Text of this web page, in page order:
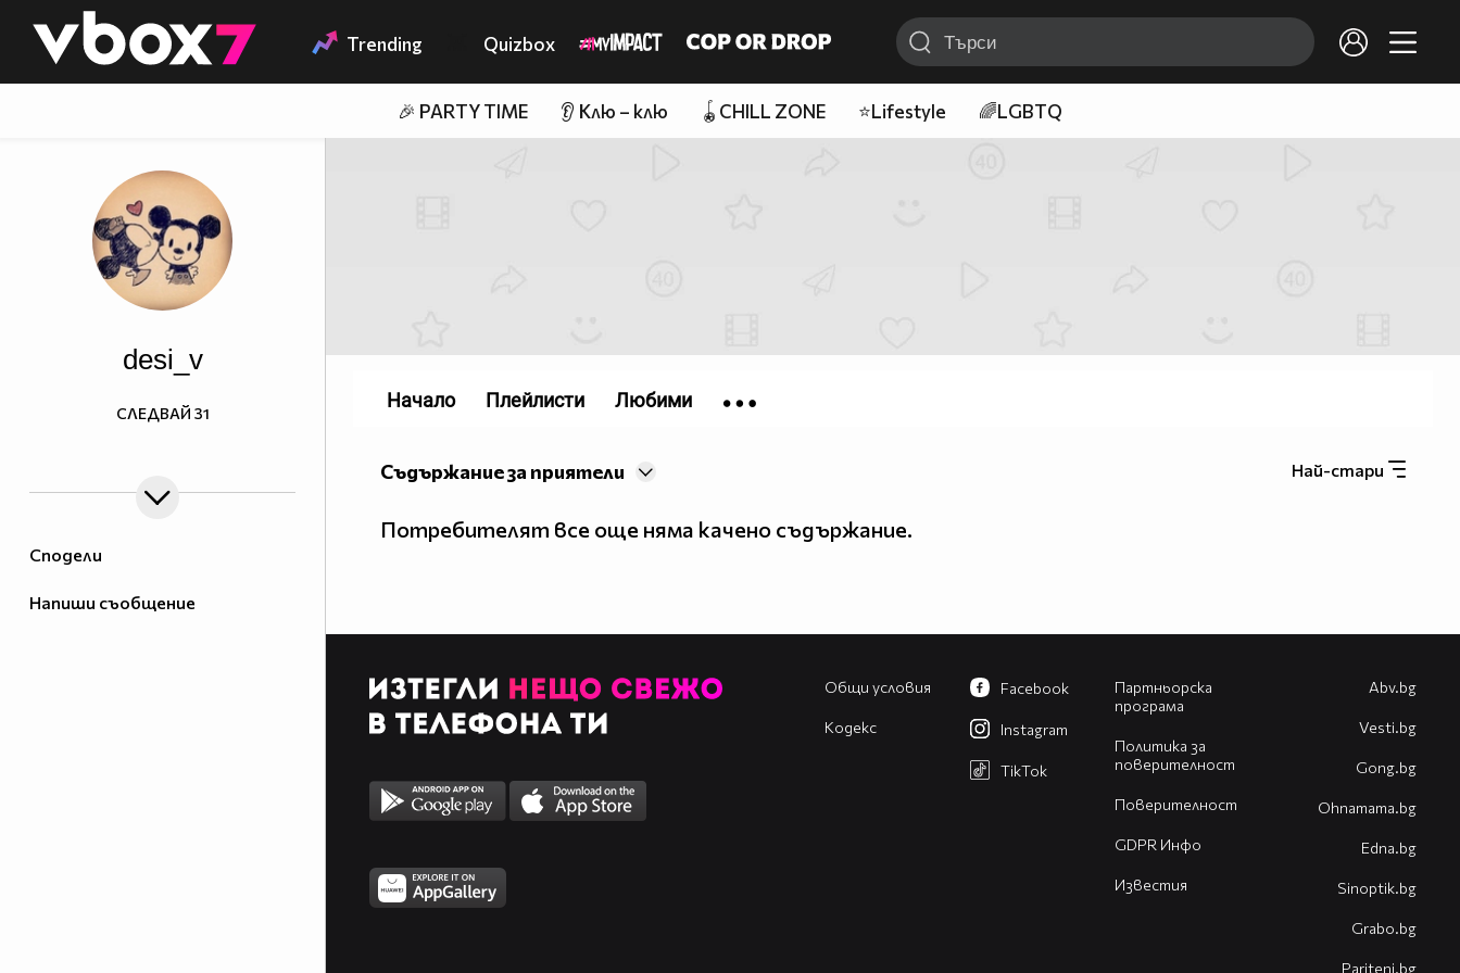
👾 Trending Quizbox
🎉 PARTY TIME 👂 Клю – клю 🪀CHILL ZONE ⭐Lifestyle 🌈LGBTQ
Сподели
Напиши съобщение
desi_v
СЛЕДВАЙ 31
Най-стари
Съдържание за приятели
Потребителят все още няма качено съдържание.
Начало Плейлисти Любими
Общи условия
Кодекс
Партньорска
програма
Политика за
поверителност
Поверителност
GDPR Инфо
Известия
Facebook
Instagram
TikTok
Abv.bg
Vesti.bg
Gong.bg
Оhnamama.bg
Edna.bg
Sinoptik.bg
Grabo.bg
Pariteni.bg